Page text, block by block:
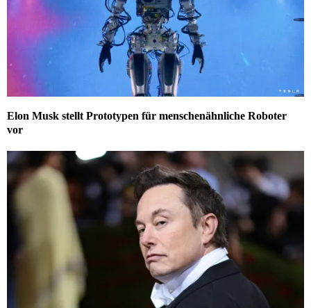
Elon Musk stellt Prototypen für menschenähnliche Roboter
vor